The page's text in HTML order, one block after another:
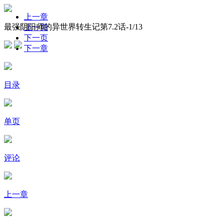
最强阴阳师的异世界转生记第7.2话-1/13
上一章
上一页
下一页
下一章
目录
单页
评论
上一章